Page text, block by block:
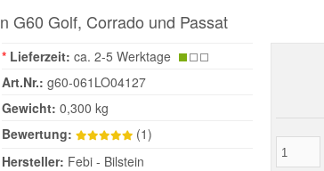
G60 Golf, Corrado und Passat
* Lieferzeit: ca. 2-5 Werktage
Art.Nr.: g60-061LO04127
Gewicht: 0,300 kg
Bewertung:
(1)
Hersteller: Febi - Bilstein